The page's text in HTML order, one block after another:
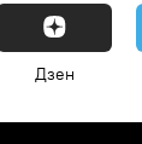
Дзен